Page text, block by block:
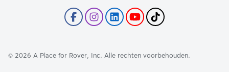
© 2026 A Place for Rover, Inc. Alle rechten voorbehouden.